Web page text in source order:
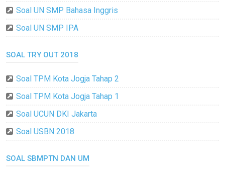
Soal UN SMP Bahasa Inggris
Soal UN SMP IPA
SOAL TRY OUT 2018
Soal TPM Kota Jogja Tahap 2
Soal TPM Kota Jogja Tahap 1
Soal UCUN DKI Jakarta
Soal USBN 2018
SOAL SBMPTN DAN UM